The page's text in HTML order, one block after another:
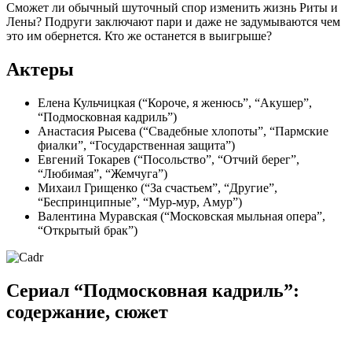
Сможет ли обычный шуточный спор изменить жизнь Риты и
Лены? Подруги заключают пари и даже не задумываются чем
это им обернется. Кто же останется в выигрыше?
Актеры
Елена Кульчицкая (“Короче, я женюсь”, “Акушер”,
“Подмосковная кадриль”)
Анастасия Рысева (“Свадебные хлопоты”, “Пармские
фиалки”, “Государственная защита”)
Евгений Токарев (“Посольство”, “Отчий берег”,
“Любимая”, “Жемчуга”)
Михаил Грищенко (“За счастьем”, “Другие”,
“Беспринципные”, “Мур-мур, Амур”)
Валентина Муравская (“Московская мыльная опера”,
“Открытый брак”)
Сериал “Подмосковная кадриль”:
содержание, сюжет